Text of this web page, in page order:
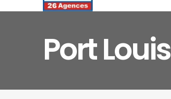
Port Louis